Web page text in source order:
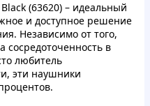
(63620) – идеальный
и доступное решение
Независимо от того,
сосредоточенность в
любитель
эти наушники